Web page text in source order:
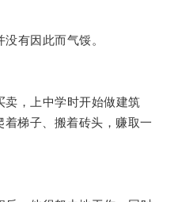
有因此而气馁。
，上中学时开始做建筑
梯子、搬着砖头，赚取一